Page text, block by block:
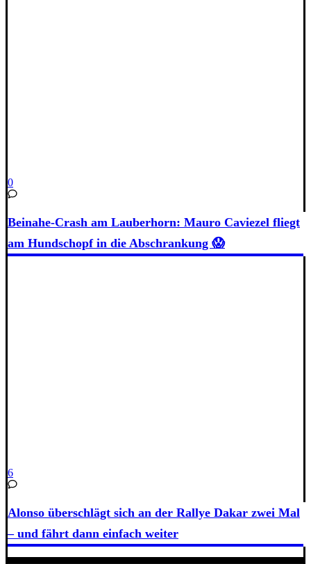
0
Beinahe-Crash am Lauberhorn: Mauro Caviezel fliegt
am Hundschopf in die Abschrankung 😱
6
Alonso überschlägt sich an der Rallye Dakar zwei Mal
– und fährt dann einfach weiter